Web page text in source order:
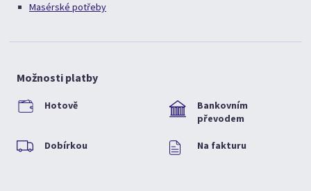
Masérské potřeby
Možnosti platby
Hotově
Bankovním
převodem
Dobírkou Na fakturu